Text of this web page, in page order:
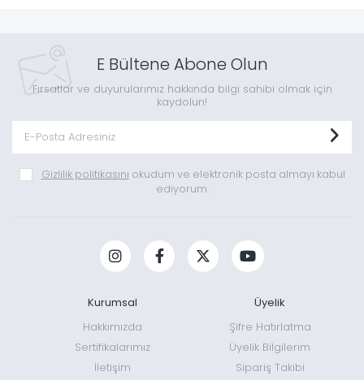
E Bültene Abone Olun
Fırsatlar ve duyurularımız hakkında bilgi sahibi olmak için
kaydolun!
Gizlilik politikasını okudum ve elektronik posta almayı kabul
ediyorum.
Kurumsal
Hakkımızda
Sertifikalarımız
İletişim
Üyelik
Şifre Hatırlatma
Üyelik Bilgilerim
Sipariş Takibi